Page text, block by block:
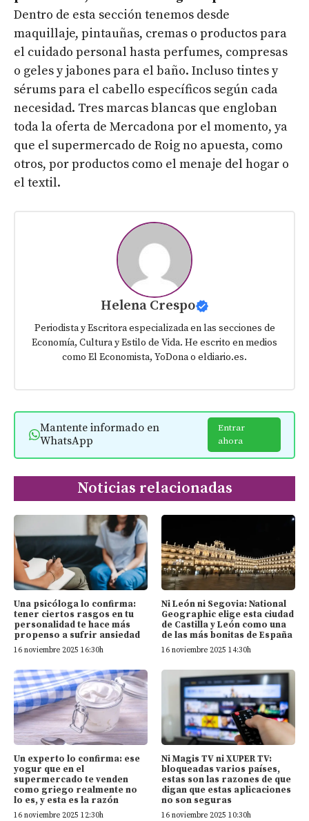
Dentro de esta sección tenemos desde
maquillaje, pintauñas, cremas o productos para
el cuidado personal hasta perfumes, compresas
o geles y jabones para el baño. Incluso tintes y
sérums para el cabello específicos según cada
necesidad. Tres marcas blancas que engloban
toda la oferta de Mercadona por el momento, ya
que el supermercado de Roig no apuesta, como
otros, por productos como el menaje del hogar o
el textil.
Helena Crespo
Periodista y Escritora especializada en las secciones de
Economía, Cultura y Estilo de Vida. He escrito en medios
como El Economista, YoDona o eldiario.es.
Mantente informado en
WhatsApp
Entrar
ahora
Noticias relacionadas
Una psicóloga lo confirma:
tener ciertos rasgos en tu
personalidad te hace más
propenso a sufrir ansiedad
16 noviembre 2025 16:30h
Ni León ni Segovia: National
Geographic elige esta ciudad
de Castilla y León como una
de las más bonitas de España
16 noviembre 2025 14:30h
Un experto lo confirma: ese
yogur que en el
supermercado te venden
como griego realmente no
lo es, y esta es la razón
16 noviembre 2025 12:30h
Ni Magis TV ni XUPER TV:
bloqueadas varios países,
estas son las razones de que
digan que estas aplicaciones
no son seguras
16 noviembre 2025 10:30h